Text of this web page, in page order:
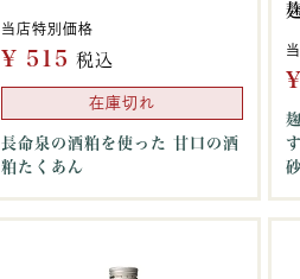
当店特別価格
¥ 515 税込
在庫切れ
長命泉の酒粕を使った 甘口の酒
粕たくあん
¥